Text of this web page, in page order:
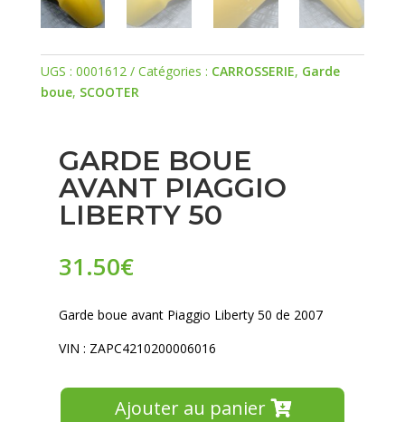
UGS : 0001612 Catégories : CARROSSERIE, Garde
boue, SCOOTER
GARDE BOUE
AVANT PIAGGIO
LIBERTY 50
31.50€
Garde boue avant Piaggio Liberty 50 de 2007
VIN : ZAPC4210200006016
Ajouter au panier